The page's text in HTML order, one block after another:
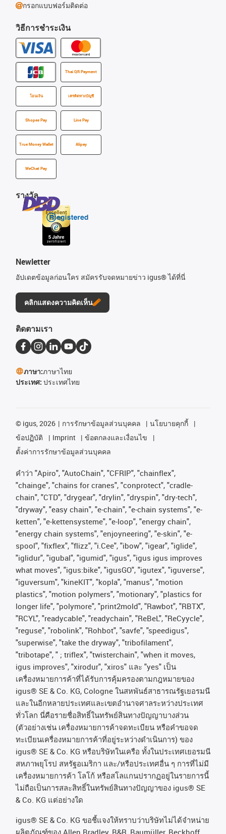
วิธีการชำระเงิน
Thai QR Payment
โอนเงิน เครดิตทางบัญชี
Shopee Pay Line Pay
True Money Wallet Alipay
WeChat Pay
รางวัล
Newletter
อัปเดตข้อมูลก่อนใคร สมัครรับจดหมายข่าว igus® ได้ที่นี่
คลิกแสดงความคิดเห็น
กรอกแบบฟอร์มติดต่อ
ติดตามเรา
ภาษา:ภาษาไทย
ประเทศ: ประเทศไทย
© igus, 2026 การรักษาข้อมูลส่วนบุคคล
นโยบายคุกกี้
ข้อปฏิบัติ
Imprint
ข้อตกลงและเงื่อนไข
ตั้งค่าการรักษาข้อมูลส่วนบุคคล
คําว่า "Apiro", "AutoChain", "CFRIP", "chainflex",
"chainge", "chains for cranes", "conprotect", "cradle-
chain", "CTD", "drygear", "drylin", "dryspin", "dry-tech",
"dryway", "easy chain", "e-chain", "e-chain systems", "e-
ketten", "e-kettensysteme", "e-loop", "energy chain",
"energy chain systems", "enjoyneering", "e-skin", "e-
spool", "fixflex", "flizz", "i.Cee", "ibow", "igear", "iglide",
"iglidur", "igubal", "igumid", "igus", "igus igus improves
what moves", "igus:bike", "igusGO", "igutex", "iguverse",
"iguversum", "kineKIT", "kopla", "manus", "motion
plastics", "motion polymers", "motionary", "plastics for
longer life", "polymore", "print2mold", "Rawbot", "RBTX",
"RCYL", "readycable", "readychain", "ReBeL", "ReCyycle",
"reguse", "robolink", "Rohbot", "savfe", "speedigus",
"superwise", "take the dryway", "tribofilament",
"tribotape", " ; triflex", "twisterchain", "when it moves,
igus improves", "xirodur", "xiros" และ "yes" เป็น
เครื่องหมายการค้าที่ได้รับการคุ้มครองตามกฎหมายของ
igus® SE & Co. KG, Cologne ในสหพันธ์สาธารณรัฐเยอรมนี
และในอีกหลายประเทศและเขตอํานาจศาลระหว่างประเทศ
ทั่วโลก นี่คือรายชื่อสิทธิ์ในทรัพย์สินทางปัญญาบางส่วน
(ตัวอย่างเช่น เครื่องหมายการค้าจดทะเบียน หรือคำขอจด
ทะเบียนเครื่องหมายการค้าที่อยู่ระหว่างดำเนินการ) ของ
igus® SE & Co. KG หรือบริษัทในเครือ ทั้งในประเทศเยอรมนี
สหภาพยุโรป สหรัฐอเมริกา และ/หรือประเทศอื่น ๆ การที่ไม่มี
เครื่องหมายการค้า โลโก้ หรือสโลแกนปรากฏอยู่ในรายการนี้
ไม่ถือเป็นการสละสิทธิ์ในทรัพย์สินทางปัญญาของ igus® SE
& Co. KG แต่อย่างใด
igus® SE & Co. KG ขอชี้แจงให้ทราบว่าบริษัทไม่ได้จําหน่าย
ผลิตภัณฑ์ของ Allen Bradley, B&R, Baumüller, Beckhoff,